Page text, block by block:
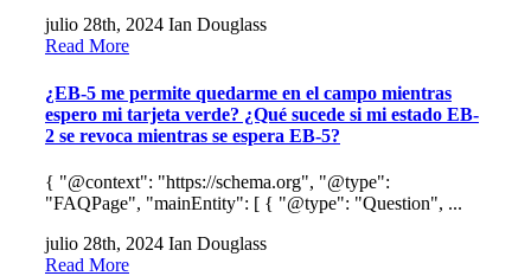
julio 28th, 2024 Ian Douglass
Read More
¿EB-5 me permite quedarme en el campo mientras
espero mi tarjeta verde? ¿Qué sucede si mi estado EB-
2 se revoca mientras se espera EB-5?
{ "@context": "https://schema.org", "@type":
"FAQPage", "mainEntity": [ { "@type": "Question", ...
julio 28th, 2024 Ian Douglass
Read More